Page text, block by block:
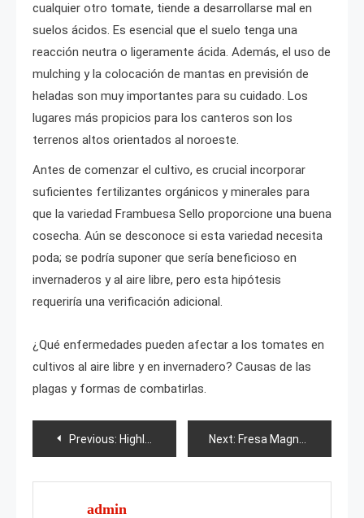
cualquier otro tomate, tiende a desarrollarse mal en
suelos ácidos. Es esencial que el suelo tenga una
reacción neutra o ligeramente ácida. Además, el uso de
mulching y la colocación de mantas en previsión de
heladas son muy importantes para su cuidado. Los
lugares más propicios para los canteros son los
terrenos altos orientados al noroeste.
Antes de comenzar el cultivo, es crucial incorporar
suficientes fertilizantes orgánicos y minerales para
que la variedad Frambuesa Sello proporcione una buena
cosecha. Aún se desconoce si esta variedad necesita
poda; se podría suponer que sería beneficioso en
invernaderos y al aire libre, pero esta hipótesis
requeriría una verificación adicional.
¿Qué enfermedades pueden afectar a los tomates en
cultivos al aire libre y en invernadero? Causas de las
plagas y formas de combatirlas.
Post
navigation
Previous: Highlander Next: Fresa Magnus
admin